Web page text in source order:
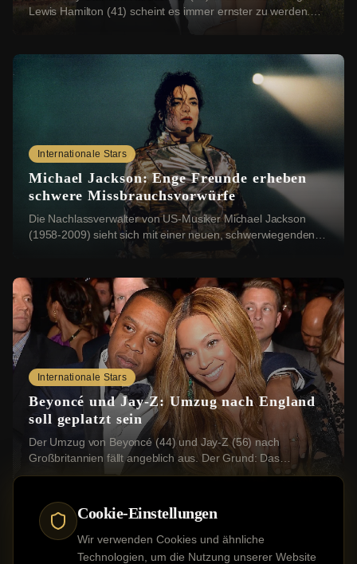
Cookie-Einstellungen
Wir verwenden Cookies und ähnliche
Technologien, um die Nutzung unserer Website
Lewis Hamilton (41) scheint es immer ernster zu werden.
Internationale Stars
Michael Jackson: Enge Freunde erheben
schwere Missbrauchsvorwürfe
Die Nachlassverwalter von US-Musiker Michael Jackson
(1958-2009) sieht sich mit einer neuen, schwerwiegenden
Internationale Stars
Beyoncé und Jay-Z: Umzug nach England
soll geplatzt sein
Der Umzug von Beyoncé (44) und Jay-Z (56) nach
Großbritannien fällt angeblich aus. Der Grund: Das
Grundstück, das die beiden US-Stars erwerben wollten...